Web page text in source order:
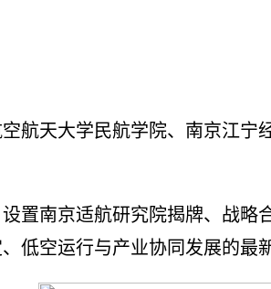
天大学民航学院、南京江宁
南京适航研究院揭牌、战略
低空运行与产业协同发展的最